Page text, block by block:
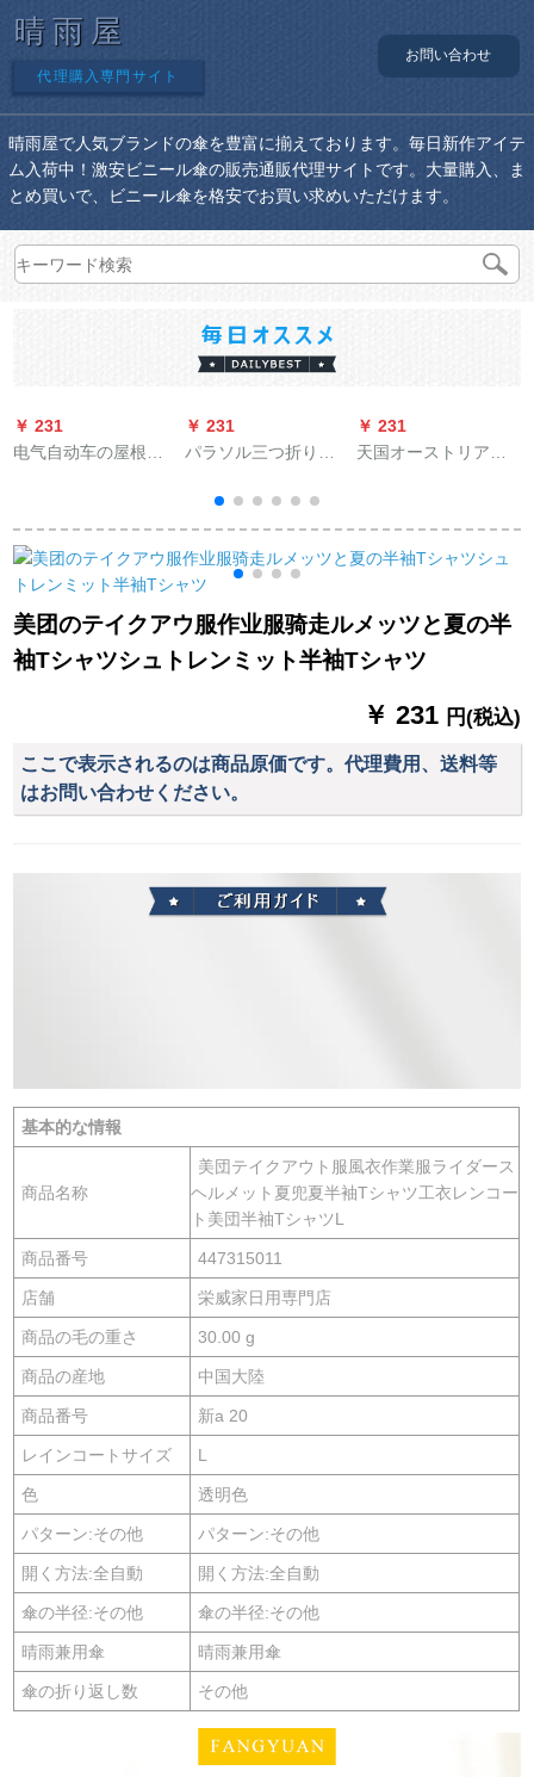
晴雨屋
代理購入専門サイト
お問い合わせ
晴雨屋で人気ブランドの傘を豊富に揃えております。毎日新作アイテ
ム入荷中！激安ビニール傘の販売通販代理サイトです。大量購入、ま
とめ買いで、ビニール傘を格安でお買い求めいただけます。
￥ 231
电气自动车の屋根の
大きする。スクラバ
ーの屋根の雨よけカ
カバを折れ畳みまし
た。风よけカバの黒
い裏+前后の窓を开け
ます。
￥ 231
パラソル三つ折り晴
防止パラソルビネス
傘
￥ 231
天国オーストリアの
气自动车のポンチ21-
7 AXジットの青いレ
美团のテイクアウ服作业服骑走ルメッツと夏の半
袖Tシャツシュトレンミット半袖Tシャツ
￥ 231 円(税込)
ここで表示されるのは商品原価です。代理費用、送料等
はお問い合わせください。
基本的な情報
商品名称
美団テイクアウト服風衣作業服ライダース
ヘルメット夏兜夏半袖Tシャツ工衣レンコー
ト美団半袖TシャツL
商品番号 447315011
店舗 栄威家日用専門店
商品の毛の重さ 30.00 g
商品の産地 中国大陸
商品番号 新a 20
レインコートサイズ L
色 透明色
パターン:その他 パターン:その他
開く方法:全自動 開く方法:全自動
傘の半径:その他 傘の半径:その他
晴雨兼用傘 晴雨兼用傘
傘の折り返し数 その他